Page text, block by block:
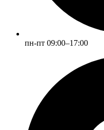
пн-пт 09:00–17:00